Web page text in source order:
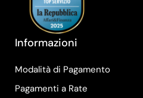
Informazioni
Modalità di Pagamento
Pagamenti a Rate